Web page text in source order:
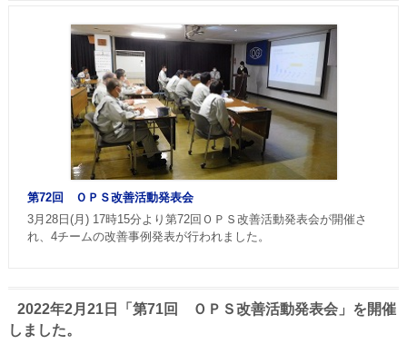
第72回 ＯＰＳ改善活動発表会
3月28日(月) 17時15分より第72回ＯＰＳ改善活動発表会が開催さ
れ、4チームの改善事例発表が行われました。
2022年2月21日「第71回 ＯＰＳ改善活動発表会」を開催
しました。